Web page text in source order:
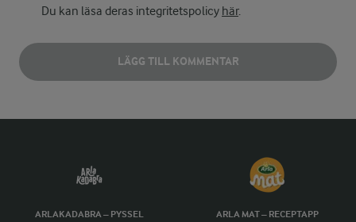
Du kan läsa deras integritetspolicy här.
LÄGG TILL KOMMENTAR
ARLAKADABRA – PYSSEL
ARLA MAT – RECEPTAPP